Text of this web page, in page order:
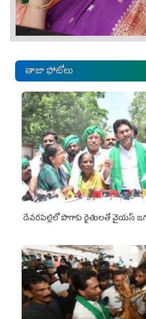
తాజా ఫోటోలు
దేవరపల్లిలో పొగాకు రైతులతో వైయస్